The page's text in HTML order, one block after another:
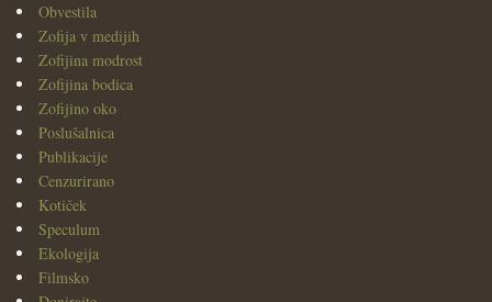
Obvestila
Zofija v medijih
Zofijina modrost
Zofijina bodica
Zofijino oko
Poslušalnica
Publikacije
Cenzurirano
Kotiček
Speculum
Ekologija
Filmsko